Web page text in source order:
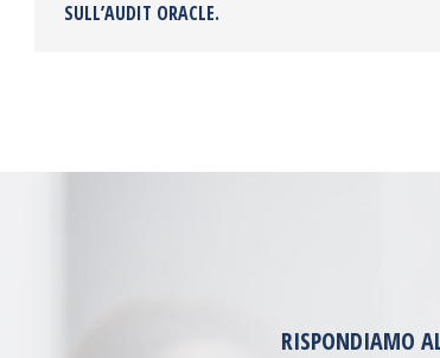
SULL’AUDIT ORACLE.
RISPONDIAMO